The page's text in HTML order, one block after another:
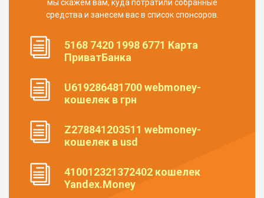
мы скажем вам, куда потратили собранные
средства и занесем вас в список спонсоров.
5168 7420 1998 6771 Карта
ПриватБанка
U619286481700 webmoney-
кошелек в грн
Z278841203511 webmoney-
кошелек в usd
410012321372402 кошелек
Yandex.Money